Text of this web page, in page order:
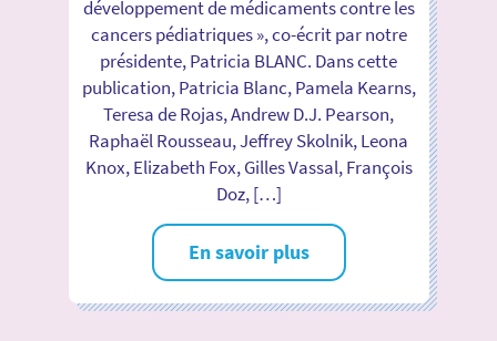
développement de médicaments contre les
cancers pédiatriques », co-écrit par notre
présidente, Patricia BLANC. Dans cette
publication, Patricia Blanc, Pamela Kearns,
Teresa de Rojas, Andrew D.J. Pearson,
Raphaël Rousseau, Jeffrey Skolnik, Leona
Knox, Elizabeth Fox, Gilles Vassal, François
Doz, […]
En savoir plus